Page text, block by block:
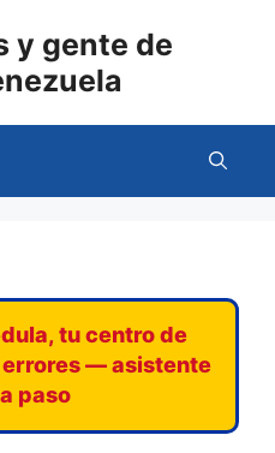
y gente de
tu centro de
— asistente
paso